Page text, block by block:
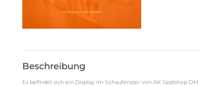
Beschreibung
Es befindet sich ein Display im Schaufenster von AK Spatshop DM.